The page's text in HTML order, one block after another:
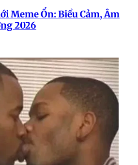
Meme Ổn: Biểu Cảm, Âm
2026